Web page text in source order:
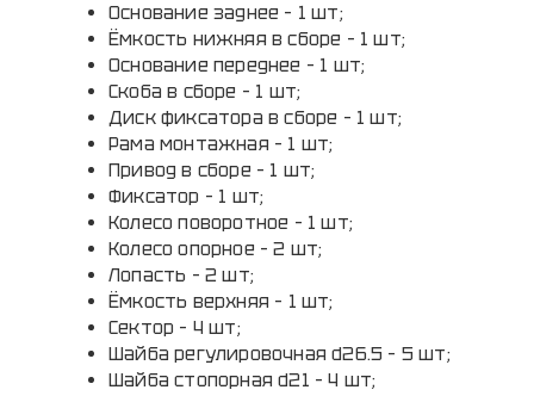
Основание заднее – 1 шт;
Ёмкость нижняя в сборе – 1 шт;
Основание переднее – 1 шт;
Скоба в сборе – 1 шт;
Диск фиксатора в сборе – 1 шт;
Рама монтажная – 1 шт;
Привод в сборе – 1 шт;
Фиксатор – 1 шт;
Колесо поворотное – 1 шт;
Колесо опорное – 2 шт;
Лопасть – 2 шт;
Ёмкость верхняя – 1 шт;
Сектор – 4 шт;
Шайба регулировочная d26.5 – 5 шт;
Шайба стопорная d21 – 4 шт;